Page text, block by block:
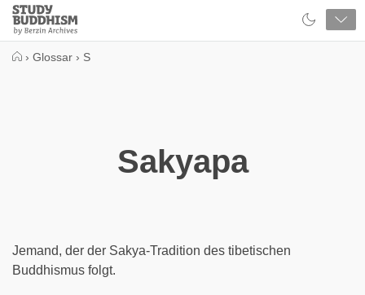
Close
Study
Buddhism
› Glossar › S
Sakyapa
Jemand, der der Sakya-Tradition des tibetischen
Buddhismus folgt.